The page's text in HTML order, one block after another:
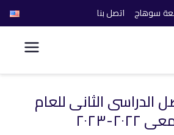
سوهاج اتصل بنا
والذكاء
الدراسى الثانى للعام
٢٠٢٣